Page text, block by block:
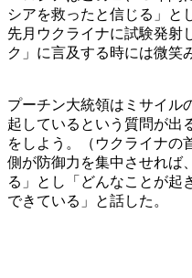
シアを救ったと信じる」と
先月ウクライナに試験発射
ク」に言及する時には微笑
プーチン大統領はミサイル
起しているという質問が出
をしよう。（ウクライナの
側が防御力を集中させれば
る」とし「どんなことが起
できている」と話した。